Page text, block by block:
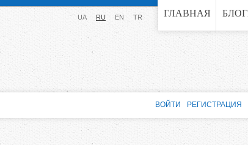
Jump to navigation ГЛАВНАЯ
UA RU EN TR
ВОЙТИ РЕГИСТРАЦИЯ